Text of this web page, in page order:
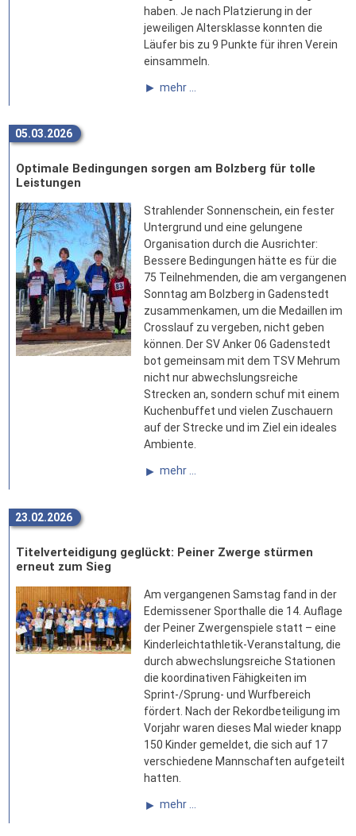
haben. Je nach Platzierung in der
jeweiligen Altersklasse konnten die
Läufer bis zu 9 Punkte für ihren Verein
einsammeln.
mehr ...
05.03.2026
Optimale Bedingungen sorgen am Bolzberg für tolle
Leistungen
Strahlender Sonnenschein, ein fester
Untergrund und eine gelungene
Organisation durch die Ausrichter:
Bessere Bedingungen hätte es für die
75 Teilnehmenden, die am vergangenen
Sonntag am Bolzberg in Gadenstedt
zusammenkamen, um die Medaillen im
Crosslauf zu vergeben, nicht geben
können. Der SV Anker 06 Gadenstedt
bot gemeinsam mit dem TSV Mehrum
nicht nur abwechslungsreiche
Strecken an, sondern schuf mit einem
Kuchenbuffet und vielen Zuschauern
auf der Strecke und im Ziel ein ideales
Ambiente.
mehr ...
23.02.2026
Titelverteidigung geglückt: Peiner Zwerge stürmen
erneut zum Sieg
Am vergangenen Samstag fand in der
Edemissener Sporthalle die 14. Auflage
der Peiner Zwergenspiele statt – eine
Kinderleichtathletik-Veranstaltung, die
durch abwechslungsreiche Stationen
die koordinativen Fähigkeiten im
Sprint-/Sprung- und Wurfbereich
fördert. Nach der Rekordbeteiligung im
Vorjahr waren dieses Mal wieder knapp
150 Kinder gemeldet, die sich auf 17
verschiedene Mannschaften aufgeteilt
hatten.
mehr ...